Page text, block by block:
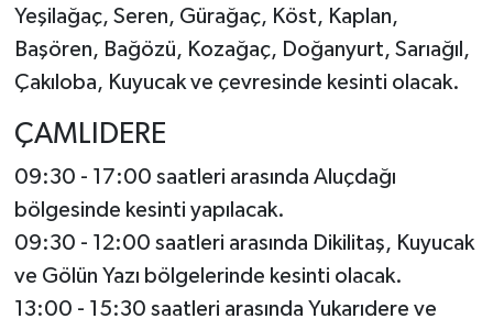
Yeşilağaç, Seren, Gürağaç, Köst, Kaplan,
Başören, Bağözü, Kozağaç, Doğanyurt, Sarıağıl,
Çakıloba, Kuyucak ve çevresinde kesinti olacak.
ÇAMLIDERE
09:30 - 17:00 saatleri arasında Aluçdağı
bölgesinde kesinti yapılacak.
09:30 - 12:00 saatleri arasında Dikilitaş, Kuyucak
ve Gölün Yazı bölgelerinde kesinti olacak.
13:00 - 15:30 saatleri arasında Yukarıdere ve